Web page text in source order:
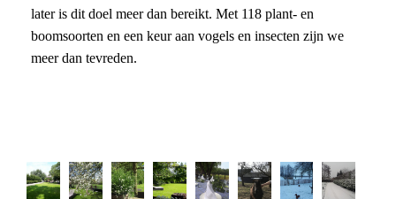
later is dit doel meer dan bereikt. Met 118 plant- en
boomsoorten en een keur aan vogels en insecten zijn we
meer dan tevreden.